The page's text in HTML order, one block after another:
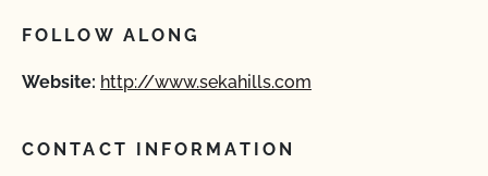
FOLLOW ALONG
Website: http://www.sekahills.com
CONTACT INFORMATION